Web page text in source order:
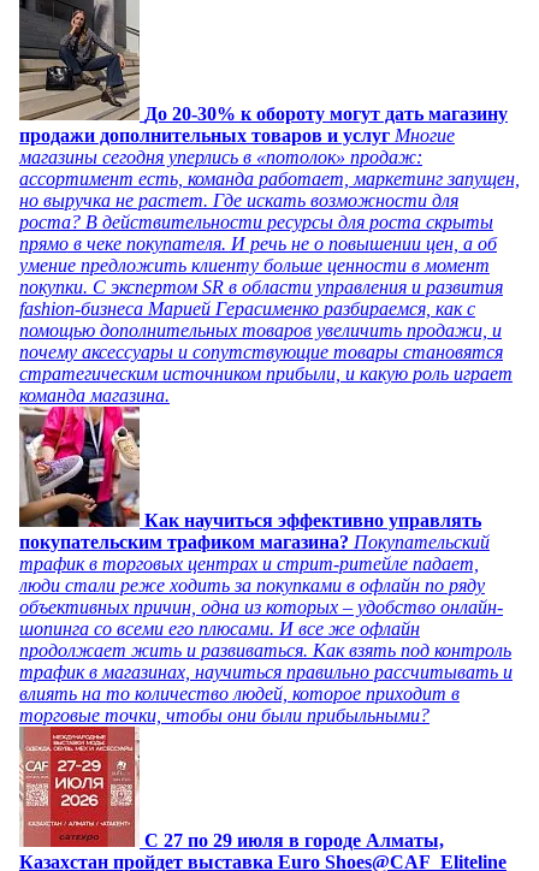
До 20-30% к обороту могут дать магазину
продажи дополнительных товаров и услуг Многие
магазины сегодня уперлись в «потолок» продаж:
ассортимент есть, команда работает, маркетинг запущен,
но выручка не растет. Где искать возможности для
роста? В действительности ресурсы для роста скрыты
прямо в чеке покупателя. И речь не о повышении цен, а об
умение предложить клиенту больше ценности в момент
покупки. С экспертом SR в области управления и развития
fashion-бизнеса Марией Герасименко разбираемся, как с
помощью дополнительных товаров увеличить продажи, и
почему аксессуары и сопутствующие товары становятся
стратегическим источником прибыли, и какую роль играет
команда магазина.
Как научиться эффективно управлять
покупательским трафиком магазина? Покупательский
трафик в торговых центрах и стрит-ритейле падает,
люди стали реже ходить за покупками в офлайн по ряду
объективных причин, одна из которых – удобство онлайн-
шопинга со всеми его плюсами. И все же офлайн
продолжает жить и развиваться. Как взять под контроль
трафик в магазинах, научиться правильно рассчитывать и
влиять на то количество людей, которое приходит в
торговые точки, чтобы они были прибыльными?
C 27 по 29 июля в городе Алматы,
Казахстан пройдет выставка Euro Shoes@CAF_Eliteline